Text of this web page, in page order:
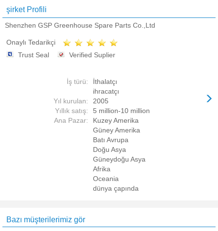
şirket Profili
Shenzhen GSP Greenhouse Spare Parts Co.,Ltd
Onaylı Tedarikçi
Trust Seal
Verified Suplier
İş türü:
İthalatçı
ihracatçı
Yıl kurulan:
2005
Yıllık satış:
5 million-10 million
Ana Pazar:
Kuzey Amerika
Güney Amerika
Batı Avrupa
Doğu Asya
Güneydoğu Asya
Afrika
Oceania
dünya çapında
Bazı müşterilerimiz gör